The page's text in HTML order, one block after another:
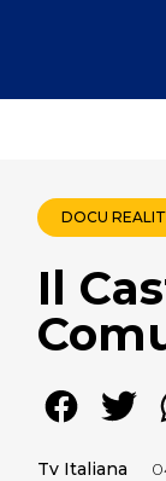
DOCU
Il
Tv Italiana